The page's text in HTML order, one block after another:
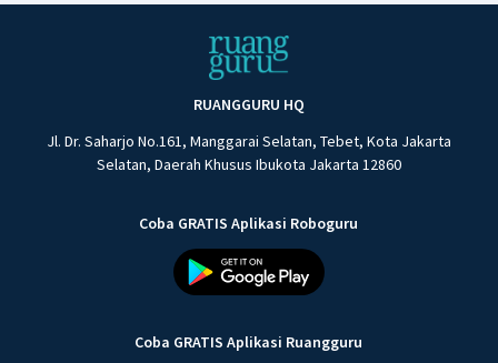
RUANGGURU HQ
Jl. Dr. Saharjo No.161, Manggarai Selatan, Tebet, Kota Jakarta
Selatan, Daerah Khusus Ibukota Jakarta 12860
Coba GRATIS Aplikasi Roboguru
Coba GRATIS Aplikasi Ruangguru